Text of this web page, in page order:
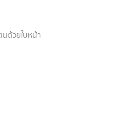
ด้วยใบหน้า